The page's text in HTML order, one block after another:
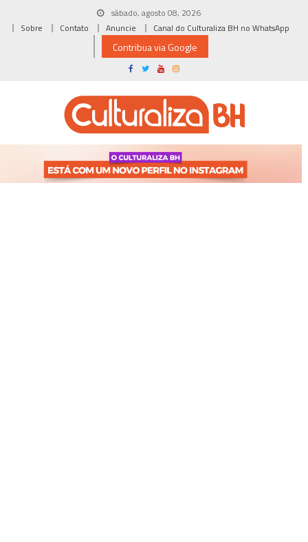
sábado, agosto 08, 2026
Sobre
Contato Anuncie Canal do Culturaliza BH no WhatsApp
Contribua via Google